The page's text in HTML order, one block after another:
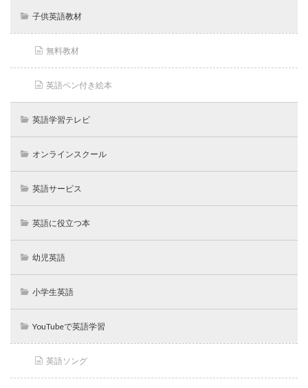
子供英語教材
無料教材
英語ペン付き絵本
英語学習テレビ
オンラインスクール
英語サービス
英語に役立つ本
幼児英語
小学生英語
YouTubeで英語学習
英語ソング